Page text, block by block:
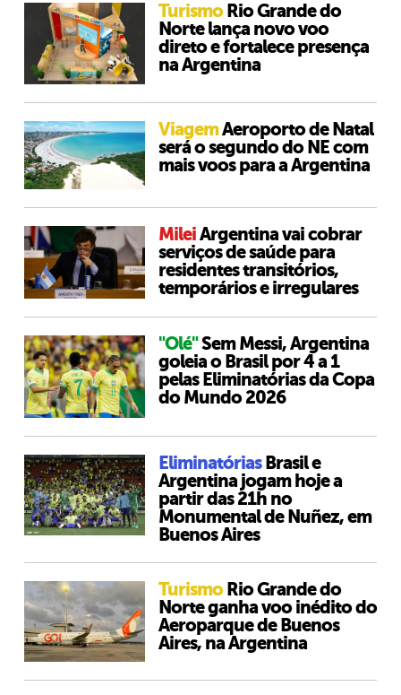
Turismo Rio Grande do
Norte lança novo voo
direto e fortalece presença
na Argentina
ViagemAeroporto de Natal
será o segundo do NE com
mais voos para a Argentina
MileiArgentina vai cobrar
serviços de saúde para
residentes transitórios,
temporários e irregulares
"Olé"Sem Messi, Argentina
goleia o Brasil por 4 a 1
pelas Eliminatórias da Copa
do Mundo 2026
Eliminatórias Brasil e
Argentina jogam hoje a
partir das 21h no
Monumental de Nuñez, em
Buenos Aires
Turismo Rio Grande do
Norte ganha voo inédito do
Aeroparque de Buenos
Aires, na Argentina